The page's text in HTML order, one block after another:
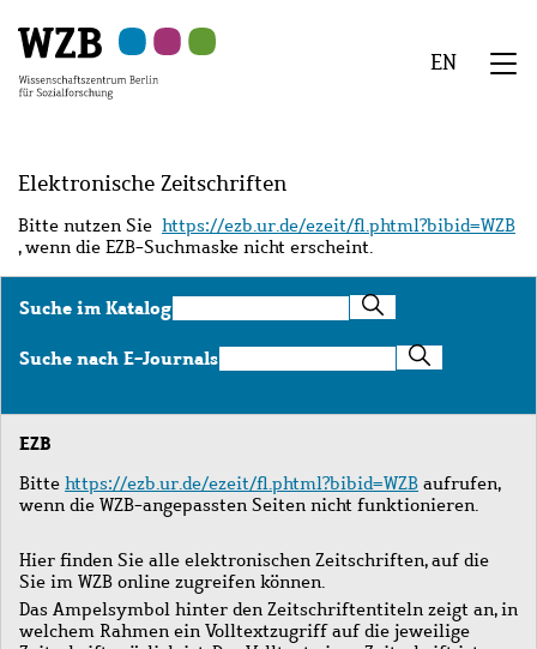
Hauptinhalt
springen
Navigation
springen
Suche
springen
Sekundärnavigation
springen
Fußzeile
springen
EN
Elektronische Zeitschriften
Bitte nutzen Sie https://ezb.ur.de/ezeit/fl.phtml?bibid=WZB
, wenn die EZB-Suchmaske nicht erscheint.
Suche im KatalogSuche
im
Katalog
Suche nach E-JournalsSuche
nach
Journals
EZB
Bitte https://ezb.ur.de/ezeit/fl.phtml?bibid=WZB aufrufen,
wenn die WZB-angepassten Seiten nicht funktionieren.
Hier finden Sie alle elektronischen Zeitschriften, auf die
Sie im WZB online zugreifen können.
Das Ampelsymbol hinter den Zeitschriftentiteln zeigt an, in
welchem Rahmen ein Volltextzugriff auf die jeweilige